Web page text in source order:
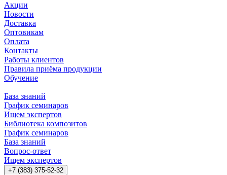
Акции
Новости
Доставка
Оптовикам
Оплата
Контакты
Работы клиентов
Правила приёма продукции
Обучение
База знаний
График семинаров
Ищем экспертов
Библиотека композитов
График семинаров
База знаний
Вопрос-ответ
Ищем экспертов
+7 (383) 375-52-32